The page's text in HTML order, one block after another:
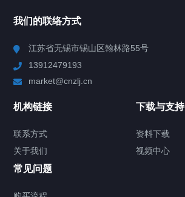
Chiller高精度制冷循环器
TCU温度控制单元
Chiller气体控温系统
我们的联络方式
江苏省无锡市锡山区翰林路55号
13912479193
market@cnzlj.cn
机构链接
联系方式
关于我们
下载与支持
资料下载
视频中心
常见问题